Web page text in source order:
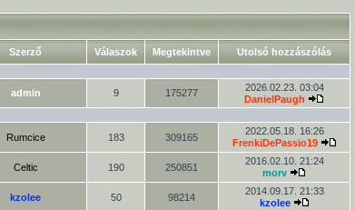
Szerző Válaszok Megtekintve Utolsó hozzászólás
admin 9 175277
2026.02.23. 03:04
DanielPaugh
Rumcice 183 309165
2022.05.18. 16:26
FrenkiDePassio19
Celtic 190 250851
2016.02.10. 21:24
morv
kzolee 50 98214
2014.09.17. 21:33
kzolee